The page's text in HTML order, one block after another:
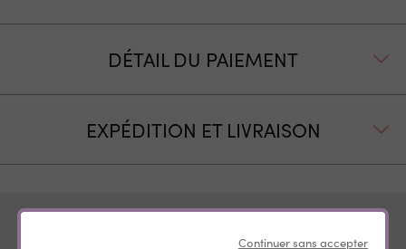
DÉTAIL DU PAIEMENT
EXPÉDITION ET LIVRAISON
Pour compléterContinuer sans accepter